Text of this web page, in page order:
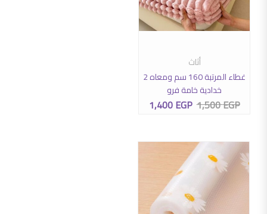
تحديد أحد الخيارات
هناك العديد من الأشكال المختلفة لهذا المنتج. يمكن اختيار الخيارات
أثاث
غطاء المرتبة 160 سم ومعاه 2
خدادية خامة فرو
1,500EGP السعر الأصلي هو: 1,500 EGP.
1,400EGP